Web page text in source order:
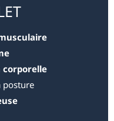
corporelle
posture